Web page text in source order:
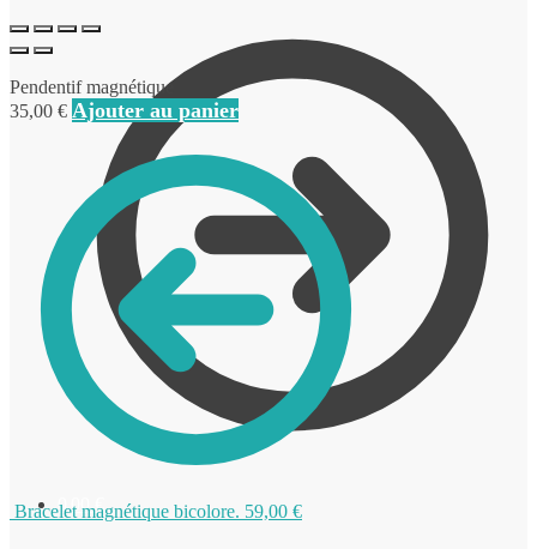
0,00€
Pendentif magnétique
35,00 € Ajouter au panier
Bracelet magnétique bicolore. 59,00 €